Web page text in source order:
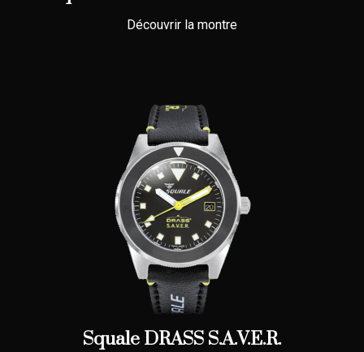
Découvrir la montre
Squale DRASS S.A.V.E.R.